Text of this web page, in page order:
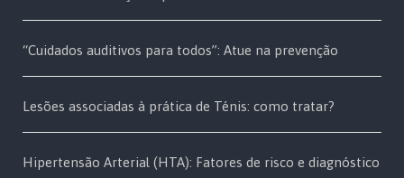
“Cuidados auditivos para todos”: Atue na prevenção
Lesões associadas à prática de Ténis: como tratar?
Hipertensão Arterial (HTA): Fatores de risco e diagnóstico